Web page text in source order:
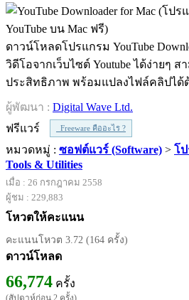
ดาวน์โหลดโปรแกรม YouTube
วิดีโอจากเว็บไซต์ Youtube ได้ง่ายๆ
ประสิทธิภาพ พร้อมแปลงไฟล์คลิปได้
ผู้พัฒนา : Digital Wave Ltd.
ฟรีแวร์
Freeware คืออะไร ?
หมวดหมู่ : ซอฟต์แวร์ (Software) > โ
Tools & Utilities
เมื่อ : 26 กรกฎาคม 2558
ผู้ชม : 229,883
โหวตให้คะแนน
คะแนนโหวต 3.72 (164 ครั้ง)
ดาวน์โหลด
66,774 ครั้ง